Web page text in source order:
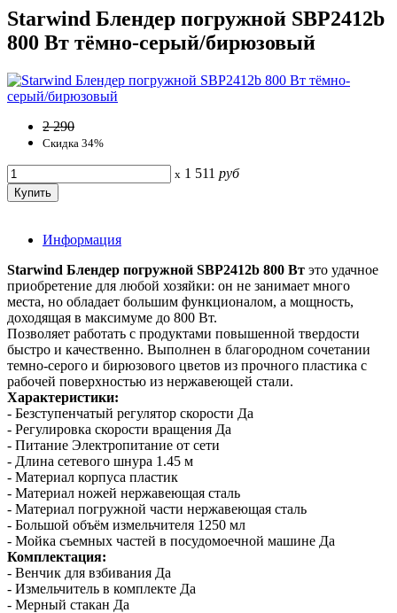
Starwind Блендер погружной SBP2412b
800 Вт тёмно-серый/бирюзовый
2 290
Скидка 34%
x 1 511 руб
Информация
Starwind Блендер погружной SBP2412b 800 Вт это удачное
приобретение для любой хозяйки: он не занимает много
места, но обладает большим функционалом, а мощность,
доходящая в максимуме до 800 Вт.
Позволяет работать с продуктами повышенной твердости
быстро и качественно. Выполнен в благородном сочетании
темно-серого и бирюзового цветов из прочного пластика с
рабочей поверхностью из нержавеющей стали.
Характеристики:
- Безступенчатый регулятор скорости Да
- Регулировка скорости вращения Да
- Питание Электропитание от сети
- Длина сетевого шнура 1.45 м
- Материал корпуса пластик
- Материал ножей нержавеющая сталь
- Материал погружной части нержавеющая сталь
- Большой объём измельчителя 1250 мл
- Мойка съемных частей в посудомоечной машине Да
Комплектация:
- Венчик для взбивания Да
- Измельчитель в комплекте Да
- Мерный стакан Да